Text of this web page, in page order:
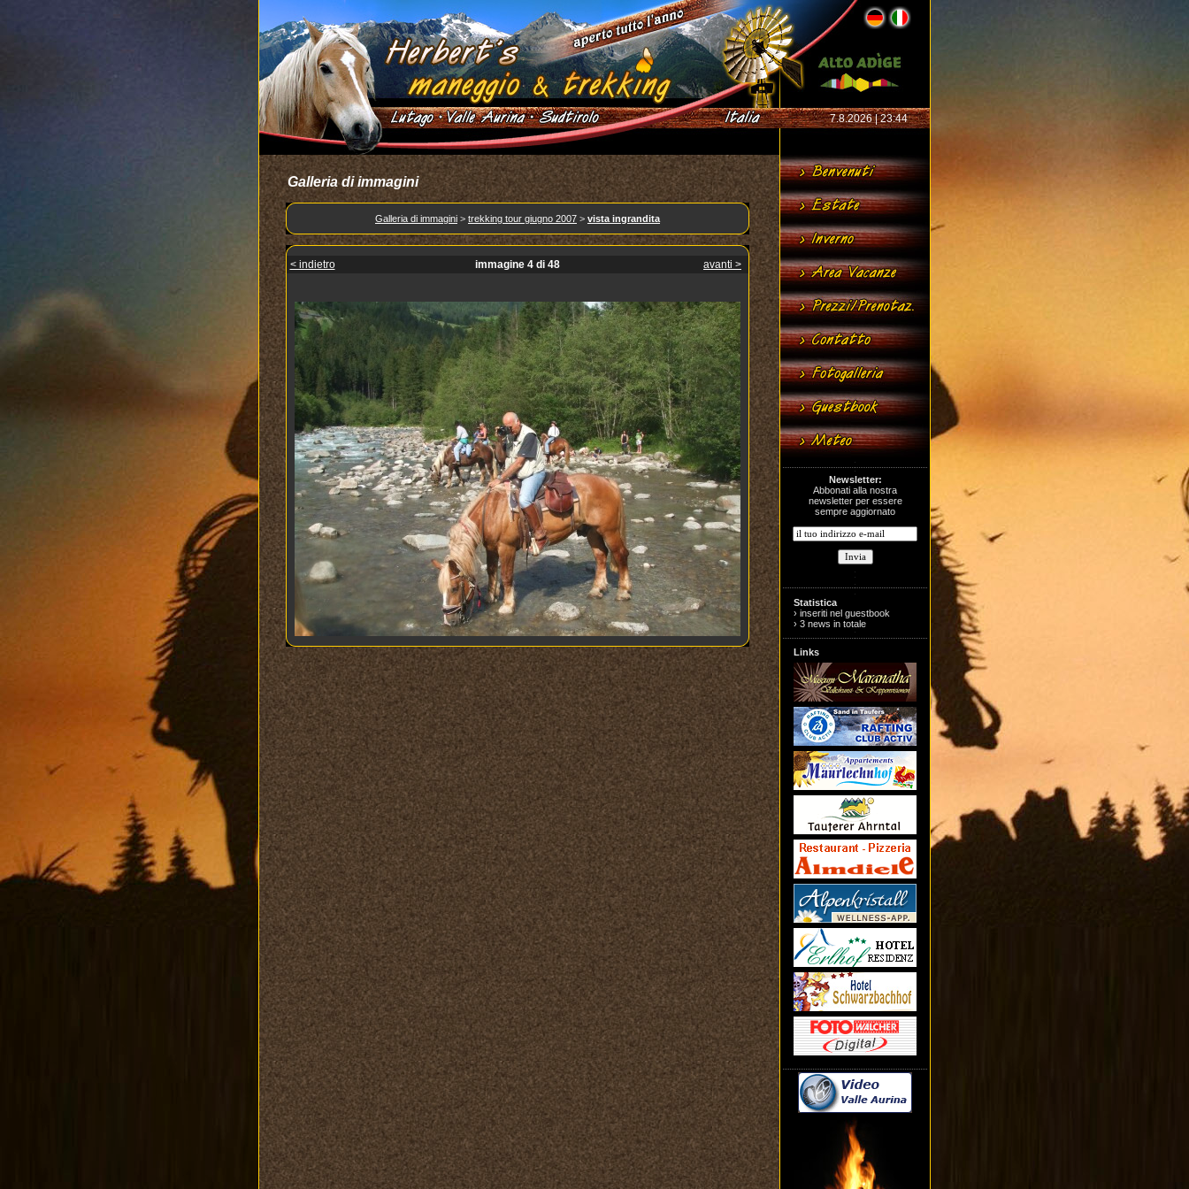
7.8.2026 | 23:44
Galleria di immagini
Galleria di immagini > trekking tour giugno 2007 > vista ingrandita
< indietro immagine 4 di 48 avanti >
Newsletter:
Abbonati alla nostra
newsletter per essere
sempre aggiornato
Statistica
› inseriti nel guestbook
› 3 news in totale
Links